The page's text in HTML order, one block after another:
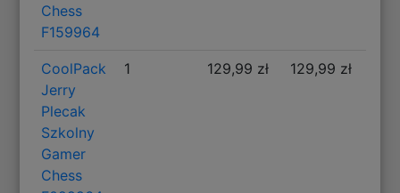
Chess
F159964
CoolPack
Jerry
Plecak
Szkolny
Gamer
Chess
1 129,99 zł 129,99 zł